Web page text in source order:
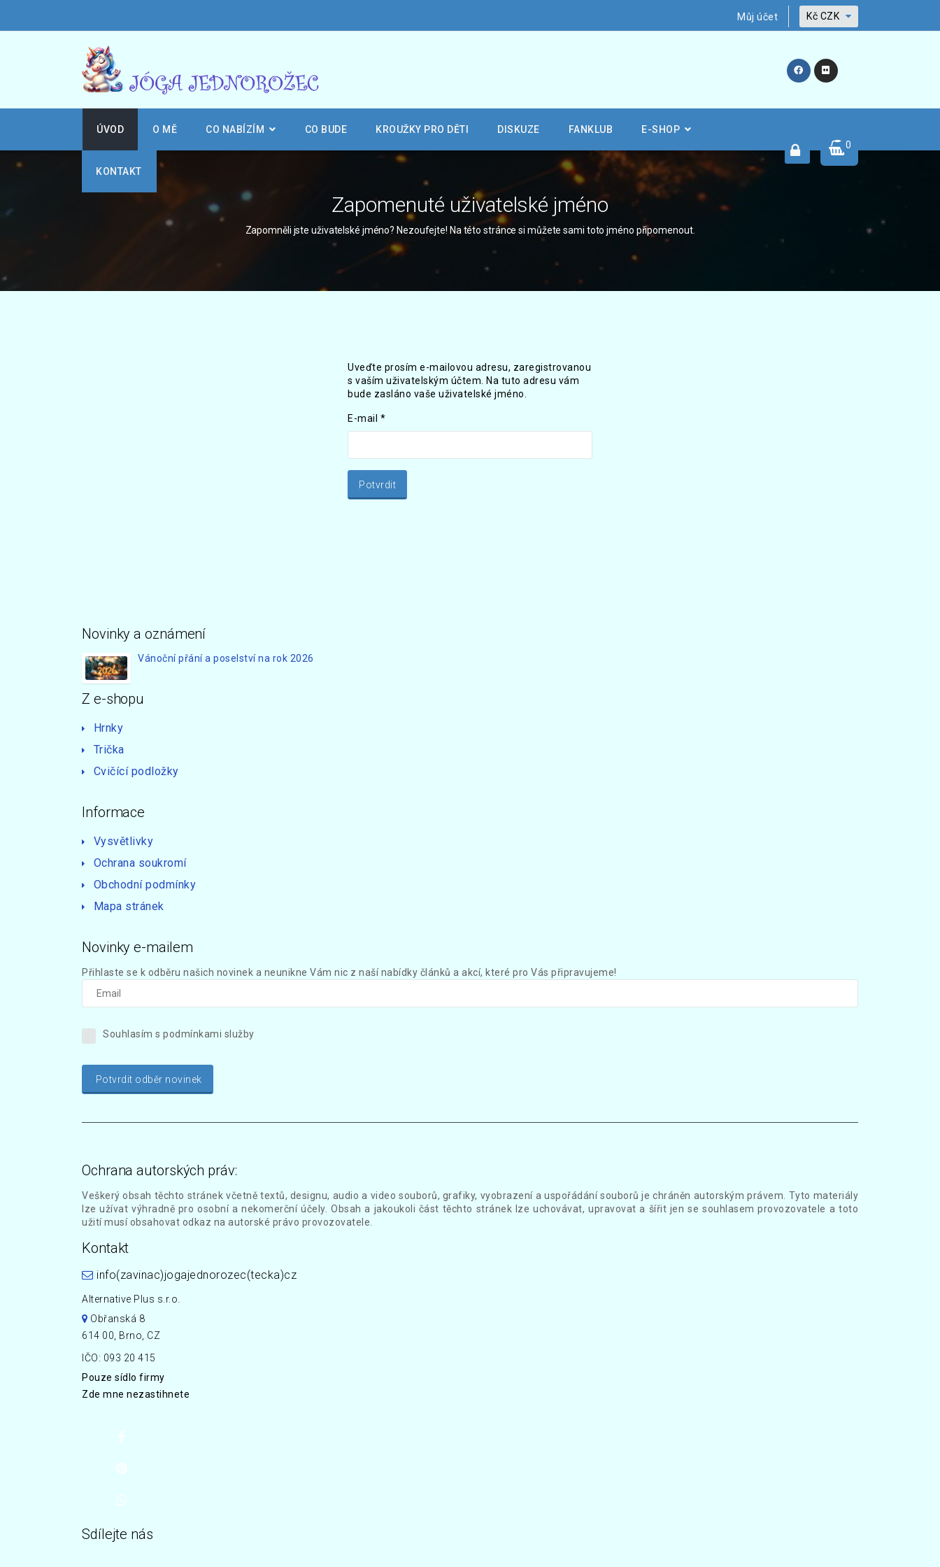
Můj účet Kč CZK
ÚVOD O MĚ CO NABÍZÍM CO BUDE KROUŽKY PRO DĚTI DISKUZE FANKLUB E-SHOP
KONTAKT
0
Zapomenuté uživatelské jméno
Zapomněli jste uživatelské jméno? Nezoufejte! Na této stránce si můžete sami toto jméno připomenout.
Uveďte prosím e-mailovou adresu, zaregistrovanou
s vaším uživatelským účtem. Na tuto adresu vám
bude zasláno vaše uživatelské jméno.
E-mail *
Potvrdit
Novinky a oznámení
Vánoční přání a poselství na rok 2026
Z e-shopu
Hrnky
Trička
Cvičící podložky
Informace
Vysvětlivky
Ochrana soukromí
Obchodní podmínky
Mapa stránek
Novinky e-mailem
Přihlaste se k odběru našich novinek a neunikne Vám nic z naší nabídky článků a akcí, které pro Vás připravujeme!
Souhlasím s podmínkami služby
Potvrdit odběr novinek
Ochrana autorských práv:
Veškerý obsah těchto stránek včetně textů, designu, audio a video souborů, grafiky, vyobrazení a uspořádání souborů je chráněn autorským právem. Tyto materiály
lze užívat výhradně pro osobní a nekomerční účely. Obsah a jakoukoli část těchto stránek lze uchovávat, upravovat a šířit jen se souhlasem provozovatele a toto
užití musí obsahovat odkaz na autorské právo provozovatele.
Kontakt
info(zavinac)jogajednorozec(tecka)cz
Alternative Plus s.r.o.
Obřanská 8
614 00, Brno, CZ
IČO: 093 20 415
Pouze sídlo firmy
Zde mne nezastihnete
Sdílejte nás